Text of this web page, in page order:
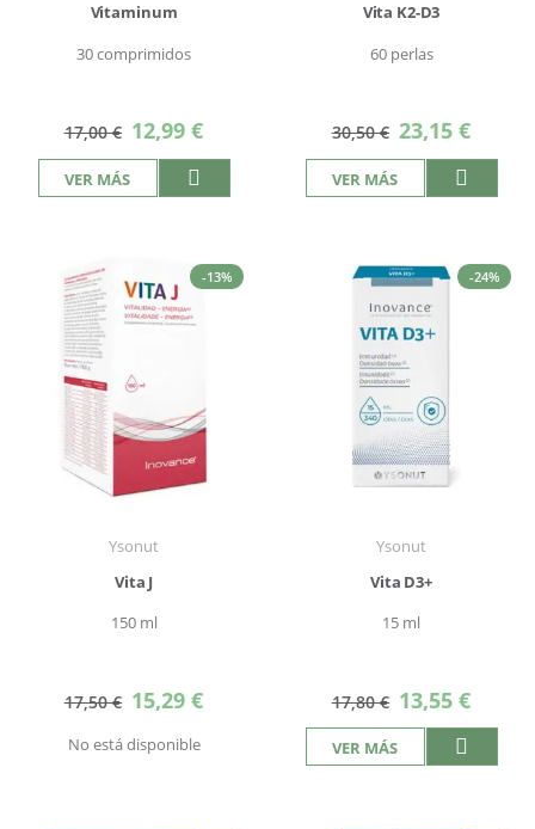
Vitaminum
30 comprimidos
17,00 € Precio
especial
12,99 €
VER MÁS
Vita K2-D3
60 perlas
30,50 € Precio
especial
23,15 €
VER MÁS
-13%
Ysonut
Vita J
150 ml
17,50 € Precio
especial
15,29 €
No está disponible
-24%
Ysonut
Vita D3+
15 ml
17,80 € Precio
especial
13,55 €
VER MÁS